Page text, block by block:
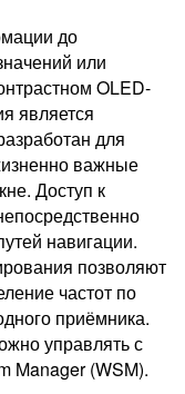
до
или
OLED-
является
для
важные
Доступ к
навигации.
позволяют
частот по
приёмника.
управлять с
Manager (WSM).